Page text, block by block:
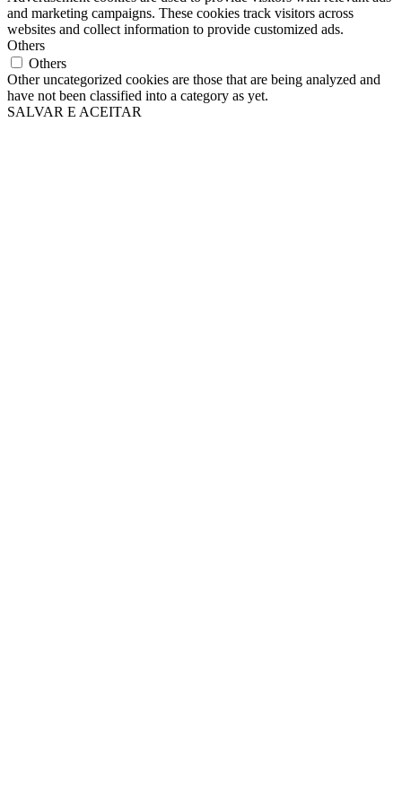
and marketing campaigns. These cookies track visitors across
websites and collect information to provide customized ads.
Others
Others
Other uncategorized cookies are those that are being analyzed and
have not been classified into a category as yet.
SALVAR E ACEITAR